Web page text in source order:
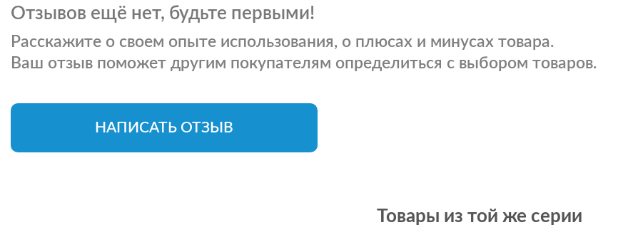
Отзывов ещё нет, будьте первыми!
Расскажите о своем опыте использования, о плюсах и минусах товара.
Ваш отзыв поможет другим покупателям определиться с выбором товаров.
НАПИСАТЬ ОТЗЫВ
Товары из той же серии